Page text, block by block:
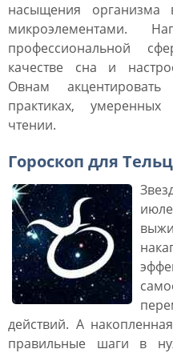
насыщения
микроэлементами.
профессиональной
качестве сна и
Овнам
практиках,
чтении.
Гороскоп для
действий. А
правильные шаги в